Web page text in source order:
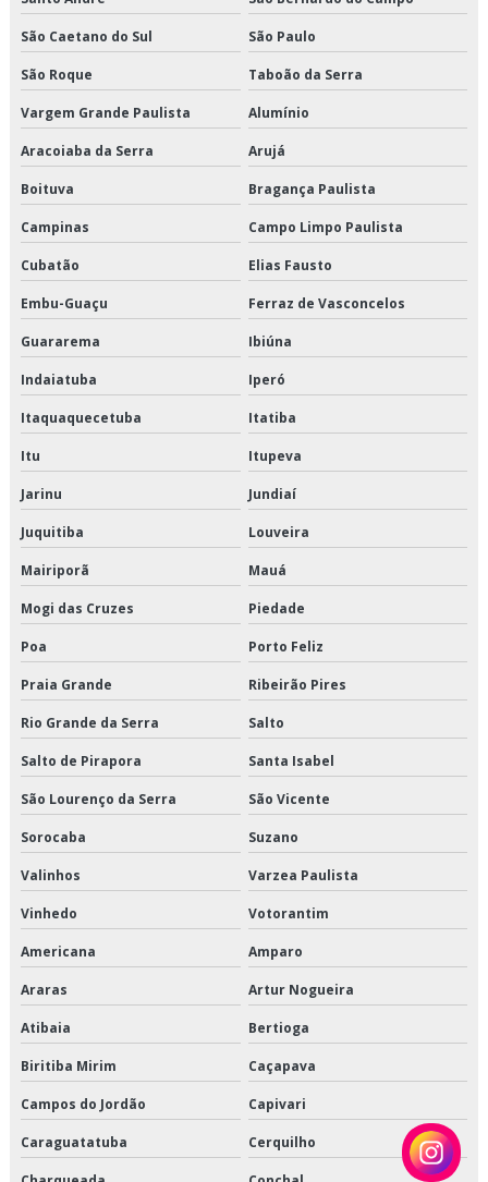
Serviço de cross docking
Serviço de distribuição de alimentos climatizados
Serviço de distribuição de alimentos congelados
Serviço de distribuição de alimentos refrigerados
Serviço de entrega de perecíveis
Serviço de entrega de perecíveis em são paulo
Serviço de entrega de perecíveis em sp
Serviço de entrega de refrigerados
Serviço de entregas fracionadas
Serviço de logística de alimentos
Serviço de logística de alimentos congelados
Serviço de logística para perecíveis
Serviço de transporte de climatizados
Serviço de transporte de congelados
Serviço de transporte de refrigerados
Serviço de transporte dedicado de alimentos
Serviço de transporte fracionado de alimentos perecíveis
Serviço de transporte produtos congelados
Serviço de transporte produtos refrigerados
Terceirização de armazenagem
Terceirização de armazenagem de produtos perecíveis
Terceirização de armazenagem para alimentos climatizados
São Caetano do Sul São Paulo
São Roque Taboão da Serra
Vargem Grande Paulista Alumínio
Aracoiaba da Serra Arujá
Boituva Bragança Paulista
Campinas Campo Limpo Paulista
Cubatão Elias Fausto
Embu-Guaçu Ferraz de Vasconcelos
Guararema Ibiúna
Indaiatuba Iperó
Itaquaquecetuba Itatiba
Itu Itupeva
Jarinu Jundiaí
Juquitiba Louveira
Mairiporã Mauá
Mogi das Cruzes Piedade
Poa Porto Feliz
Praia Grande Ribeirão Pires
Rio Grande da Serra Salto
Salto de Pirapora Santa Isabel
São Lourenço da Serra São Vicente
Sorocaba Suzano
Valinhos Varzea Paulista
Vinhedo Votorantim
Americana Amparo
Araras Artur Nogueira
Atibaia Bertioga
Biritiba Mirim Caçapava
Campos do Jordão Capivari
Caraguatatuba Cerquilho